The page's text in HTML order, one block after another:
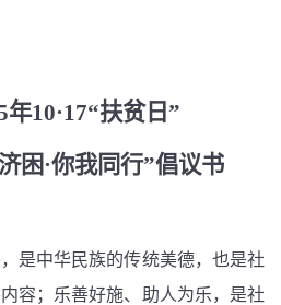
10·17“扶贫日”
困·你我同行”倡议书
是中华民族的传统美德，也是社
容；乐善好施、助人为乐，是社